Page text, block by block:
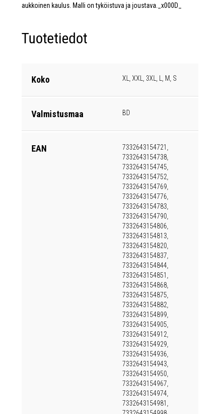
aukkoinen kaulus. Malli on tyköistuva ja joustava._x000D_
Tuotetiedot
Koko XL, XXL, 3XL, L, M, S
Valmistusmaa BD
EAN
7332643154721,
7332643154738,
7332643154745,
7332643154752,
7332643154769,
7332643154776,
7332643154783,
7332643154790,
7332643154806,
7332643154813,
7332643154820,
7332643154837,
7332643154844,
7332643154851,
7332643154868,
7332643154875,
7332643154882,
7332643154899,
7332643154905,
7332643154912,
7332643154929,
7332643154936,
7332643154943,
7332643154950,
7332643154967,
7332643154974,
7332643154981,